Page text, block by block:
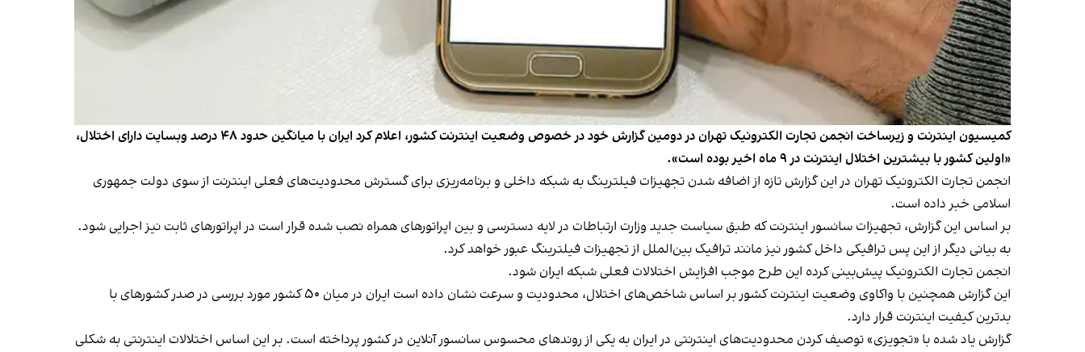
کمیسیون اینترنت و زیرساخت انجمن تجارت الکترونیک تهران در دومین گزارش خود در خصوص وضعیت اینترنت کشور، اعلام کرد ایران با میانگین حدود ۴۸ درصد وبسایت دارای اختلال،
«اولین کشور با بیشترین اختلال اینترنت در ۹ ماه اخیر بوده است».
انجمن تجارت الکترونیک تهران در این گزارش تازه از اضافه شدن تجهیزات فیلترینگ به شبکه داخلی و برنامه‌ریزی برای گسترش محدودیت‌های فعلی اینترنت از سوی دولت جمهوری
اسلامی خبر داده است.
بر اساس این گزارش، تجهیزات سانسور اینترنت که طبق سیاست جدید وزارت ارتباطات در لایه دسترسی و بین اپراتورهای همراه نصب شده قرار است در اپراتورهای ثابت نیز اجرایی شود.
به بیانی دیگر از این پس ترافیکی داخل کشور نیز مانند ترافیک بین‌الملل از تجهیزات فیلترینگ عبور خواهد کرد.
انجمن تجارت الکترونیک پیش‌بینی کرده این طرح موجب افزایش اختلالات فعلی شبکه ایران شود.
این گزارش همچنین با واکاوی وضعیت اینترنت کشور بر اساس شاخص‌های اختلال، محدودیت و سرعت نشان داده است ایران در میان ۵۰ کشور مورد بررسی در صدر کشورهای با
بدترین کیفیت اینترنت قرار دارد.
گزارش یاد شده با «تجویزی» توصیف کردن محدودیت‌های اینترنتی در ایران به یکی از روندهای محسوس سانسور آنلاین در کشور پرداخته است. بر این اساس اختلالات اینترنتی به شکلی